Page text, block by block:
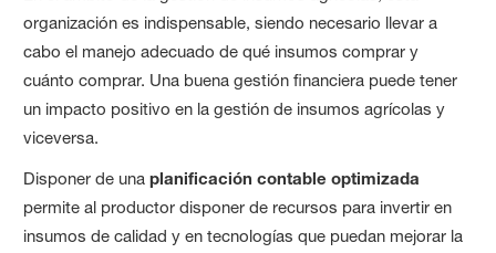
organización es indispensable, siendo necesario llevar a
cabo el manejo adecuado de qué insumos comprar y
cuánto comprar. Una buena gestión financiera puede tener
un impacto positivo en la gestión de insumos agrícolas y
viceversa.
Disponer de unaplanificación contable optimizada
permite al productor disponer de recursos para invertir en
insumos de calidad y en tecnologías que puedan mejorar la